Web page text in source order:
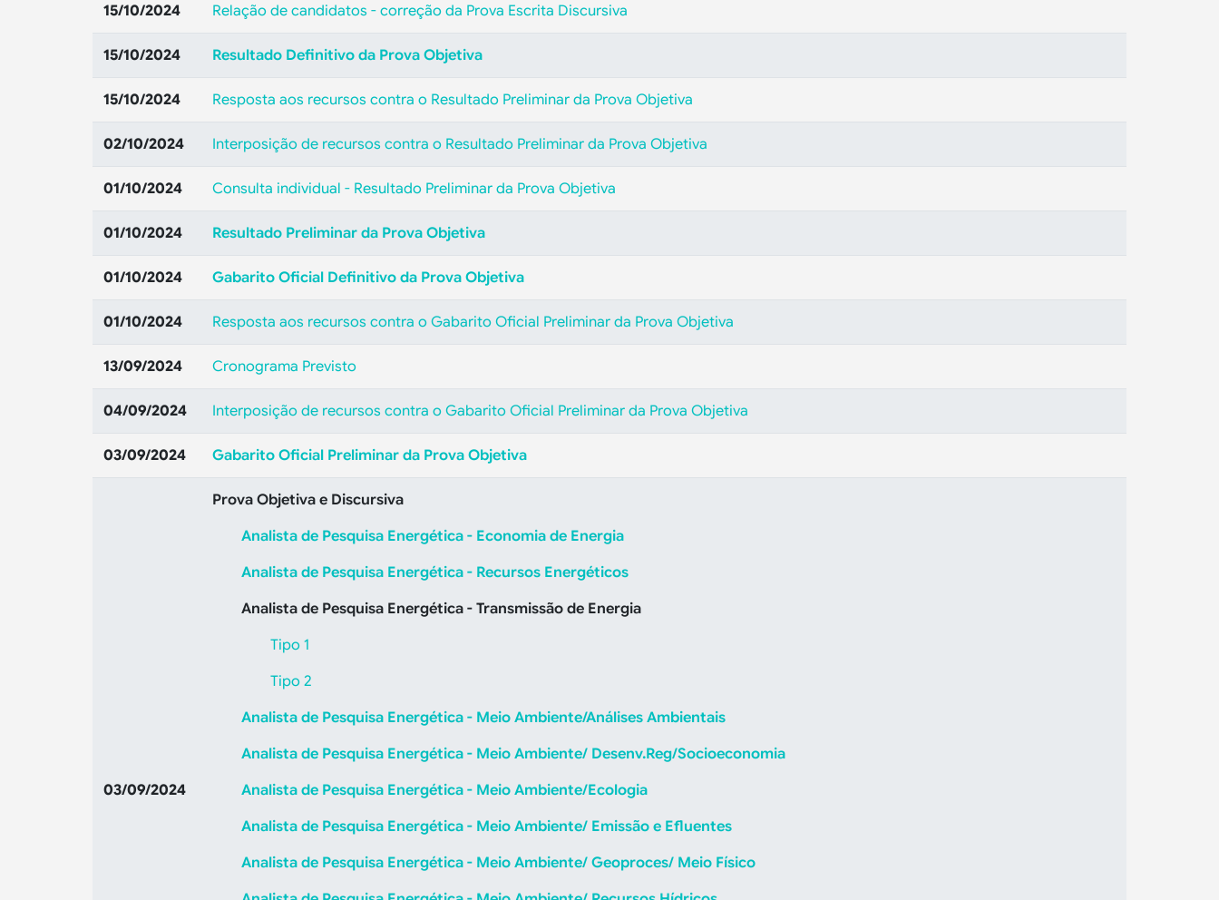
15/10/2024 Relação de candidatos - correção da Prova Escrita Discursiva
15/10/2024 Resultado Definitivo da Prova Objetiva
15/10/2024 Resposta aos recursos contra o Resultado Preliminar da Prova Objetiva
02/10/2024 Interposição de recursos contra o Resultado Preliminar da Prova Objetiva
01/10/2024 Consulta individual - Resultado Preliminar da Prova Objetiva
01/10/2024 Resultado Preliminar da Prova Objetiva
01/10/2024 Gabarito Oficial Definitivo da Prova Objetiva
01/10/2024 Resposta aos recursos contra o Gabarito Oficial Preliminar da Prova Objetiva
13/09/2024 Cronograma Previsto
04/09/2024 Interposição de recursos contra o Gabarito Oficial Preliminar da Prova Objetiva
03/09/2024 Gabarito Oficial Preliminar da Prova Objetiva
03/09/2024
Prova Objetiva e Discursiva
Analista de Pesquisa Energética - Economia de Energia
Analista de Pesquisa Energética - Recursos Energéticos
Analista de Pesquisa Energética - Transmissão de Energia
Tipo 1
Tipo 2
Analista de Pesquisa Energética - Meio Ambiente/Análises Ambientais
Analista de Pesquisa Energética - Meio Ambiente/ Desenv.Reg/Socioeconomia
Analista de Pesquisa Energética - Meio Ambiente/Ecologia
Analista de Pesquisa Energética - Meio Ambiente/ Emissão e Efluentes
Analista de Pesquisa Energética - Meio Ambiente/ Geoproces/ Meio Físico